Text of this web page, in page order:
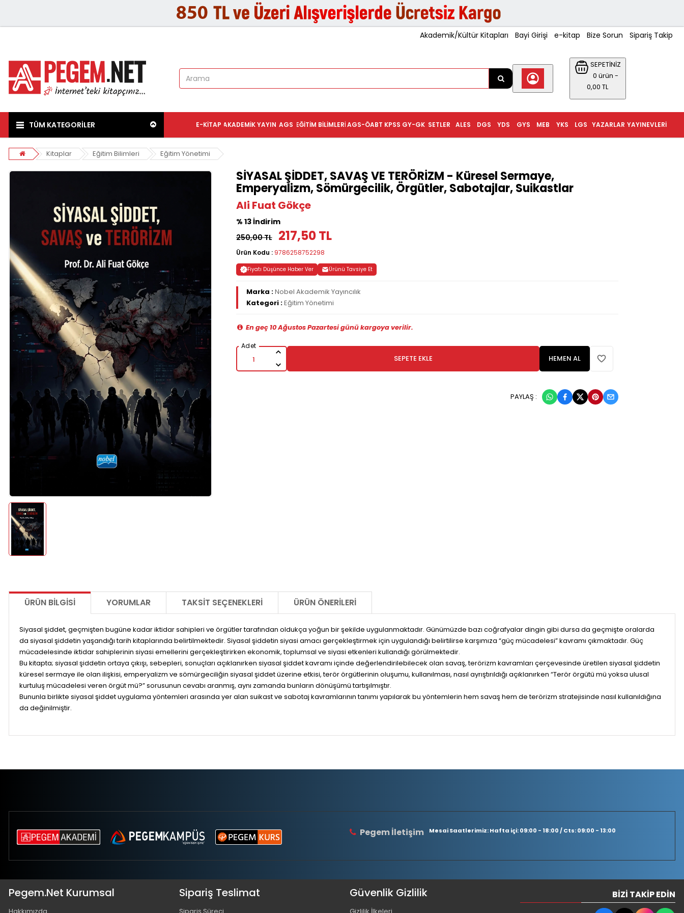
Akademik/Kültür Kitapları Bayi Girişi e-kitap Bize Sorun Sipariş Takip
SEPETİNİZ
0 ürün -
0,00 TL
TÜM KATEGORİLER YAYINEVLERI
YAZARLAR
LGS
YKS
MEB
GYS
YDS
DGS
ALES
SETLER
KPSS GY-GK
AGS-ÖABT
EĞITIM BILIMLERI
AGS
AKADEMIK YAYIN
E-KITAP
Kitaplar Eğitim Bilimleri Eğitim Yönetimi
SİYASAL ŞİDDET, SAVAŞ VE TERÖRİZM - Küresel Sermaye,
Emperyalizm, Sömürgecilik, Örgütler, Sabotajlar, Suikastlar
Ali Fuat Gökçe
% 13 İndirim
250,00 TL
217,50 TL
Ürün Kodu : 9786258752298
Fiyatı Düşünce Haber Ver Ürünü Tavsiye Et
Marka :Nobel Akademik Yayıncılık
Kategori :Eğitim Yönetimi
En geç 10 Ağustos Pazartesi günü kargoya verilir.
SEPETE EKLE HEMEN AL
PAYLAŞ :
ÜRÜN BILGISI YORUMLAR TAKSIT SEÇENEKLERI ÜRÜN ÖNERILERI
Siyasal şiddet, geçmişten bugüne kadar iktidar sahipleri ve örgütler tarafından oldukça yoğun bir şekilde uygulanmaktadır. Günümüzde bazı coğrafyalar dingin gibi dursa da geçmişte oralarda
da siyasal şiddetin yaşandığı tarih kitaplarında belirtilmektedir. Siyasal şiddetin siyasi amacı gerçekleştirmek için uygulandığı belirtilirse karşımıza “güç mücadelesi” kavramı çıkmaktadır. Güç
mücadelesinde iktidar sahiplerinin siyasi emellerini gerçekleştirirken ekonomik, toplumsal ve siyasi etkenleri kullandığı görülmektedir.
Bu kitapta; siyasal şiddetin ortaya çıkışı, sebepleri, sonuçları açıklanırken siyasal şiddet kavramı içinde değerlendirilebilecek olan savaş, terörizm kavramları çerçevesinde üretilen siyasal şiddetin
küresel sermaye ile olan ilişkisi, emperyalizm ve sömürgeciliğin siyasal şiddet üzerine etkisi, terör örgütlerinin oluşumu, kullanılması, nasıl ayrıştırıldığı açıklanırken “Terör örgütü mü yoksa ulusal
kurtuluş mücadelesi veren örgüt mü?” sorusunun cevabı aranmış, aynı zamanda bunların dönüşümü tartışılmıştır.
Bununla birlikte siyasal şiddet uygulama yöntemleri arasında yer alan suikast ve sabotaj kavramlarının tanımı yapılarak bu yöntemlerin hem savaş hem de terörizm stratejisinde nasıl kullanıldığına
da değinilmiştir.
Pegem İletişim Mesai Saatlerimiz: Hafta içi: 09:00 - 18:00 / Cts: 09:00 - 13:00
Pegem.Net Kurumsal Sipariş Teslimat Güvenlik Gizlilik BIZI TAKIP EDIN